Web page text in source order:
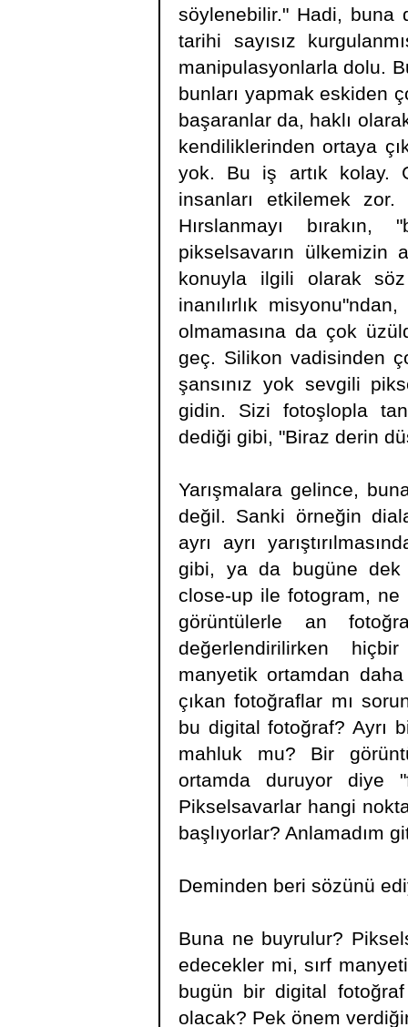
söylenebilir." Hadi, buna
tarihi sayısız
manipulasyonlarla dolu.
bunları yapmak eskiden
başaranlar da, haklı
kendiliklerinden ortaya
yok. Bu iş artık kolay.
insanları etkilemek
Hırslanmayı bırakın,
pikselsavarın ülkemizin
konuyla ilgili olarak
inanılırlık
olmamasına da çok
geç. Silikon vadisinden
şansınız yok sevgili
gidin. Sizi fotoşlopla
dediği gibi, "Biraz derin
Yarışmalara gelince,
değil. Sanki örneğin
ayrı ayrı
gibi, ya da bugüne dek
close-up ile fotogram, ne
görüntülerle an
değerlendirilirken
manyetik ortamdan
çıkan fotoğraflar mı
bu digital fotoğraf? Ayrı
mahluk mu? Bir
ortamda duruyor diye
Pikselsavarlar hangi
başlıyorlar? Anlamadım
Deminden beri sözünü
Buna ne buyrulur?
edecekler mi, sırf
bugün bir digital
olacak? Pek önem